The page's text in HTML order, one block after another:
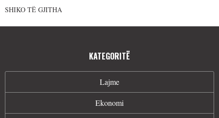
SHIKO TË GJITHA
KATEGORITË
Lajme
Ekonomi